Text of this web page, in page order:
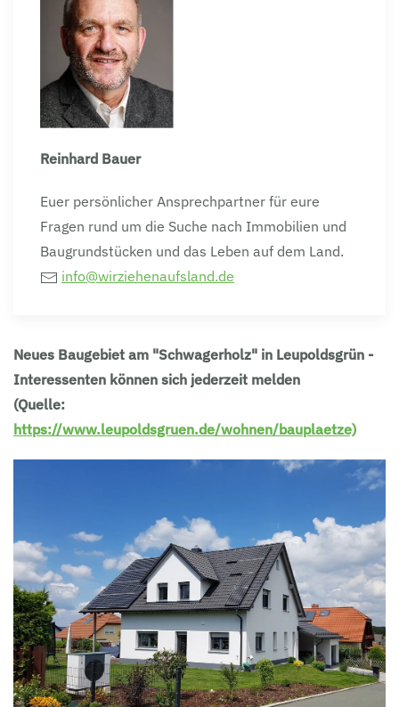
Reinhard Bauer
Euer persönlicher Ansprechpartner für eure
Fragen rund um die Suche nach Immobilien und
Baugrundstücken und das Leben auf dem Land.
info@wirziehenaufsland.de
Neues Baugebiet am "Schwagerholz" in Leupoldsgrün -
Interessenten können sich jederzeit melden
(Quelle:
https://www.leupoldsgruen.de/wohnen/bauplaetze)